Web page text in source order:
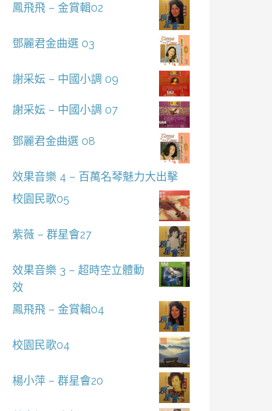
鳳飛飛 – 金賞輯02
鄧麗君金曲選 03
謝采妘 – 中國小調 09
謝采妘 – 中國小調 07
鄧麗君金曲選 08
效果音樂 4 – 百萬名琴魅力大出擊
校園民歌05
紫薇 – 群星會27
效果音樂 3 – 超時空立體動
效
鳳飛飛 – 金賞輯04
校園民歌04
楊小萍 – 群星會20